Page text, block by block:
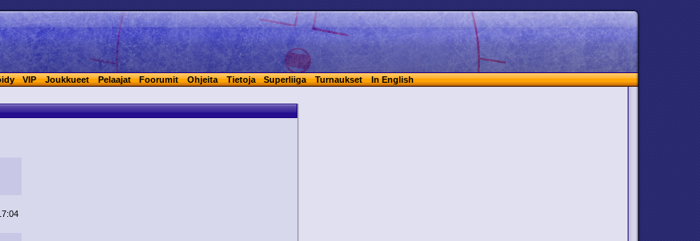
VIP Joukkueet Pelaajat Foorumit Ohjeita Tietoja Superliiga Turnaukset In English